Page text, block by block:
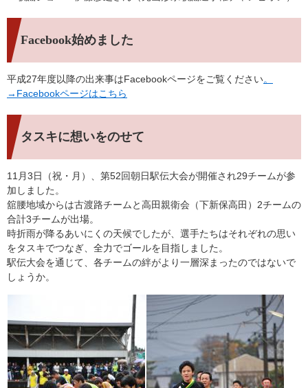
Facebook始めました
平成27年度以降の出来事はFacebookページをご覧ください。
→Facebookページはこちら
タスキに想いをのせて
11月3日（祝・月）、第52回朝日駅伝大会が開催され29チームが参
加しました。
舘腰地域からは古渡路チームと高田親衛会（下新保高田）2チームの
合計3チームが出場。
時折雨が降るあいにくの天候でしたが、選手たちはそれぞれの思い
をタスキでつなぎ、全力でゴールを目指しました。
駅伝大会を通じて、各チームの絆がより一層深まったのではないで
しょうか。